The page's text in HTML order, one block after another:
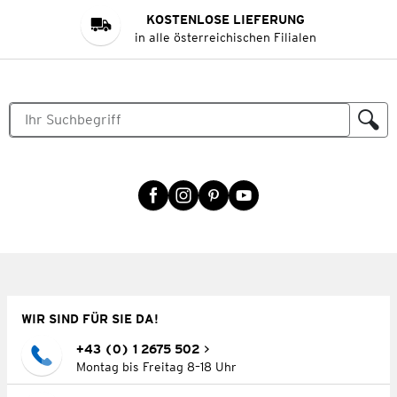
KOSTENLOSE LIEFERUNG
in alle österreichischen Filialen
WIR SIND FÜR SIE DA!
+43 (0) 1 2675 502
Montag bis Freitag 8–18 Uhr